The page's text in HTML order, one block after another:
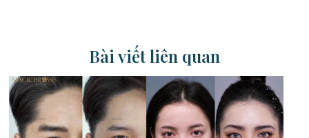
Bài viết liên quan